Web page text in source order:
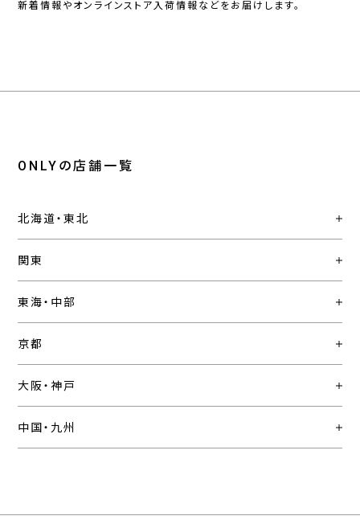
新着情報やオンラインストア入荷情報などをお届けします。
ONLYの店舗一覧
北海道・東北
関東
東海・中部
京都
大阪・神戸
中国・九州